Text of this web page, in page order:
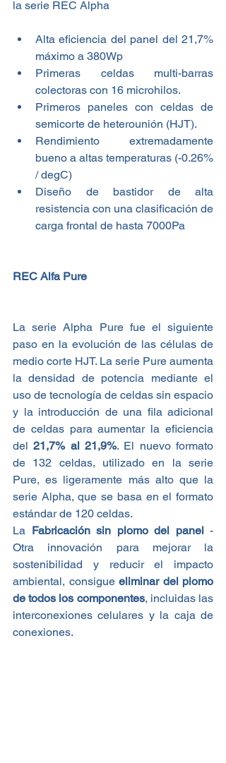
la serie REC Alpha
Alta eficiencia del panel del 21,7%
máximo a 380Wp
Primeras celdas multi-barras
colectoras con 16 microhilos.
Primeros paneles con celdas de
semicorte de heterounión (HJT).
Rendimiento extremadamente
bueno a altas temperaturas (-0.26%
/ degC)
Diseño de bastidor de alta
resistencia con una clasificación de
carga frontal de hasta 7000Pa
REC Alfa Pure
La serie Alpha Pure fue el siguiente
paso en la evolución de las células de
medio corte HJT. La serie Pure aumenta
la densidad de potencia mediante el
uso de tecnología de celdas sin espacio
y la introducción de una fila adicional
de celdas para aumentar la eficiencia
del 21,7% al 21,9%. El nuevo formato
de 132 celdas, utilizado en la serie
Pure, es ligeramente más alto que la
serie Alpha, que se basa en el formato
estándar de 120 celdas.
La Fabricación sin plomo del panel -
Otra innovación para mejorar la
sostenibilidad y reducir el impacto
ambiental, consigue eliminar del plomo
de todos los componentes, incluidas las
interconexiones celulares y la caja de
conexiones.